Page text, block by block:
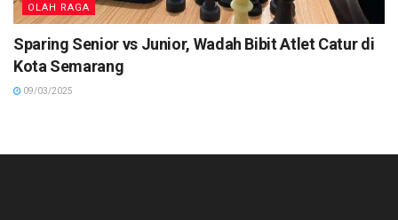
OLAH RAGA
Sparing Senior vs Junior, Wadah Bibit Atlet Catur di
Kota Semarang
09/03/2025